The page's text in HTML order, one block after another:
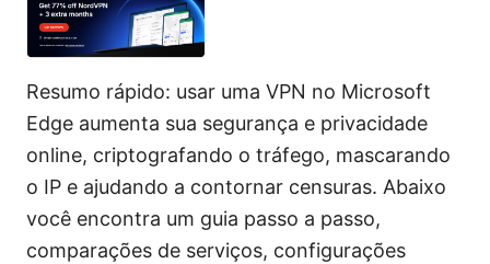
Resumo rápido: usar uma VPN no Microsoft
Edge aumenta sua segurança e privacidade
online, criptografando o tráfego, mascarando
o IP e ajudando a contornar censuras. Abaixo
você encontra um guia passo a passo,
comparações de serviços, configurações